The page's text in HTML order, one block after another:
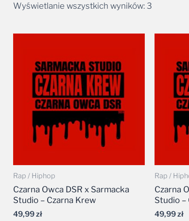
Wyświetlanie wszystkich wyników: 3
Rap / Hiphop
Czarna Owca DSR x Sarmacka
Studio – Czarna Krew
49,99zł
Rap /
Czarna
Studio –
49,99zł